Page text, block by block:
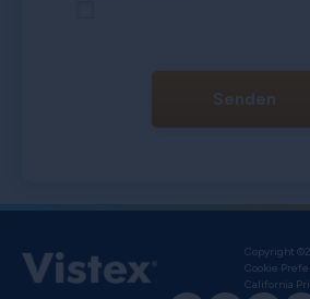
Senden
Copyright
Cookie
California